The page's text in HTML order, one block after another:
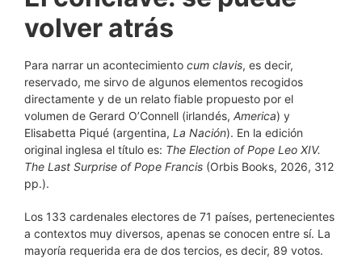
volver atrás
Para narrar un acontecimiento cum clavis, es decir,
reservado, me sirvo de algunos elementos recogidos
directamente y de un relato fiable propuesto por el
volumen de Gerard O’Connell (irlandés, America) y
Elisabetta Piqué (argentina, La Nación). En la edición
original inglesa el título es: The Election of Pope Leo XIV.
The Last Surprise of Pope Francis (Orbis Books, 2026, 312
pp.).
Los 133 cardenales electores de 71 países, pertenecientes
a contextos muy diversos, apenas se conocen entre sí. La
mayoría requerida era de dos tercios, es decir, 89 votos.